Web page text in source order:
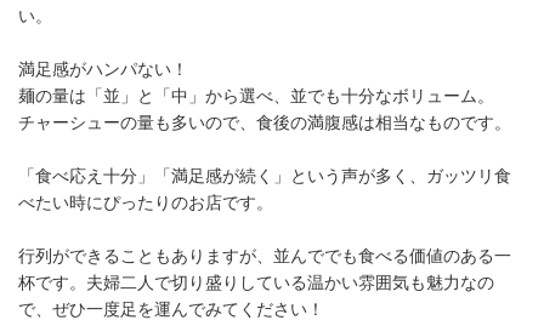
い。
満足感がハンパない！
麺の量は「並」と「中」から選べ、並でも十分なボリューム。
チャーシューの量も多いので、食後の満腹感は相当なものです。
「食べ応え十分」「満足感が続く」という声が多く、ガッツリ食
べたい時にぴったりのお店です。
行列ができることもありますが、並んででも食べる価値のある一
杯です。夫婦二人で切り盛りしている温かい雰囲気も魅力なの
で、ぜひ一度足を運んでみてください！